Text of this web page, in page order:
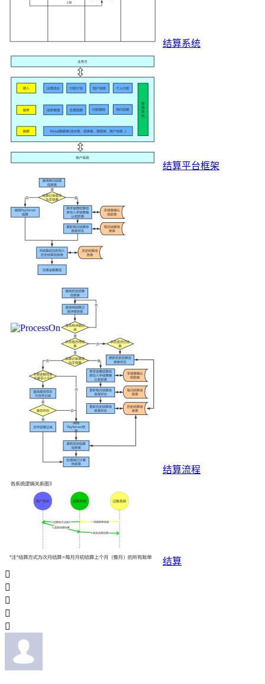
结算系统
结算平台框架
结算流程
结算




